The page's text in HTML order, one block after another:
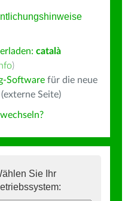
català
)
Software für die neue
Seite)
Sie Ihr